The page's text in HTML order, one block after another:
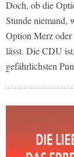
Doch, ob die
Stunde niemand,
Option Merz oder
lässt. Die CDU
gefährlichsten